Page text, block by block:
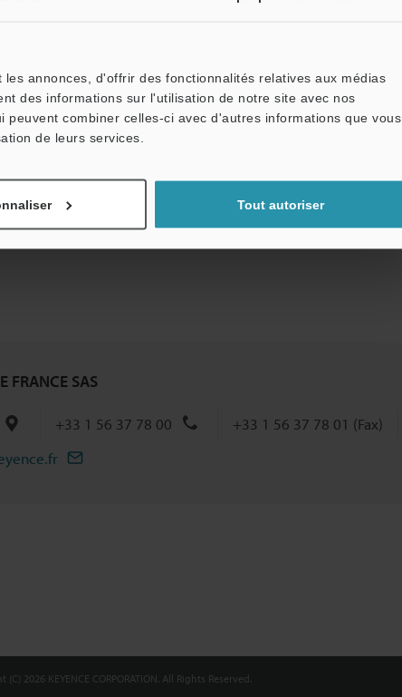
annonces, d'offrir des fonctionnalités relatives aux médias
des informations sur l'utilisation de notre site avec nos
combiner celles-ci avec d'autres informations que vous
de leurs services.
Tout autoriser
partagées.
FRANCE SAS
+33 1 56 37 78 00
+33 1 56 37 78 01 (Fax)
(C) 2026 KEYENCE CORPORATION. All Rights Reserved.